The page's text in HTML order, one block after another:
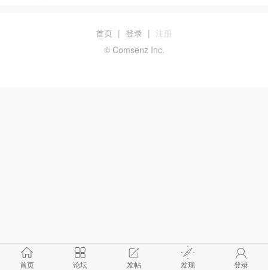
首页 论坛 发帖 发现 登录
首页 | 登录 | 注册
© Comsenz Inc.